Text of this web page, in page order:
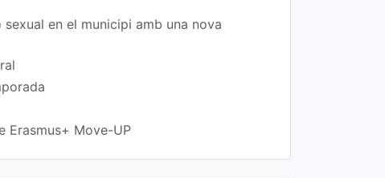
en el municipi amb una nova
Erasmus+ Move-UP